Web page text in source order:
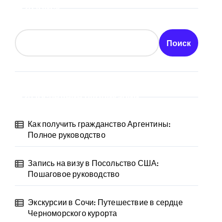
Поиск
Как получить гражданство Аргентины:
Полное руководство
Запись на визу в Посольство США:
Пошаговое руководство
Экскурсии в Сочи: Путешествие в сердце
Черноморского курорта